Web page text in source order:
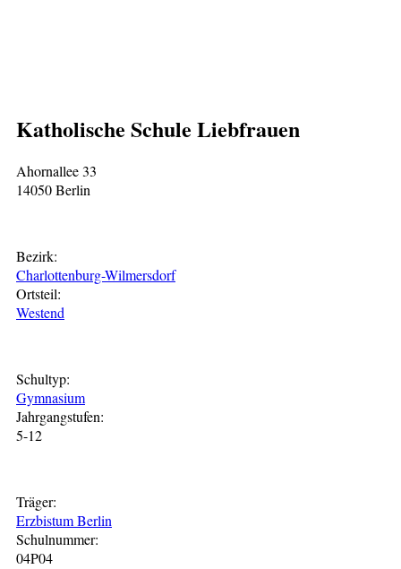
Katholische Schule Liebfrauen
Ahornallee 33
14050 Berlin
Bezirk:
Charlottenburg-Wilmersdorf
Ortsteil:
Westend
Schultyp:
Gymnasium
Jahrgangstufen:
5-12
Träger:
Erzbistum Berlin
Schulnummer:
04P04